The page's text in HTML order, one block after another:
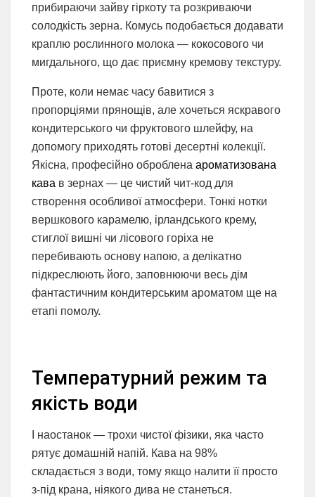
прибираючи зайву гіркоту та розкриваючи
солодкість зерна. Комусь подобається додавати
краплю рослинного молока — кокосового чи
мигдального, що дає приємну кремову текстуру.
Проте, коли немає часу бавитися з
пропорціями прянощів, але хочеться яскравого
кондитерського чи фруктового шлейфу, на
допомогу приходять готові десертні колекції.
Якісна, професійно оброблена ароматизована
кава в зернах — це чистий чит-код для
створення особливої атмосфери. Тонкі нотки
вершкового карамелю, ірландського крему,
стиглої вишні чи лісового горіха не
перебивають основу напою, а делікатно
підкреслюють його, заповнюючи весь дім
фантастичним кондитерським ароматом ще на
етапі помолу.
Температурний режим та
якість води
І наостанок — трохи чистої фізики, яка часто
рятує домашній напій. Кава на 98%
складається з води, тому якщо налити її просто
з-під крана, ніякого дива не станеться.